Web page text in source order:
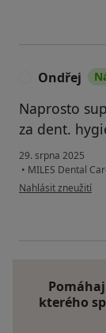
Ondřej
Naprosto
za dent.
29. srpna 2025
• MILES Dental
podle názoru
Nahlásit zneužití
kterého